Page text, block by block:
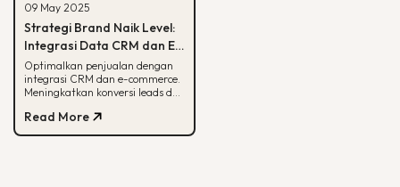
09 May 2025
Strategi Brand Naik Level:
Integrasi Data CRM dan E-
commerce
Optimalkan penjualan dengan
integrasi CRM dan e-commerce.
Meningkatkan konversi leads dan
terarah
Read More